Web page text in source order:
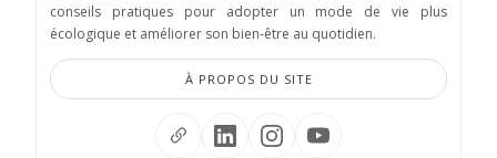
conseils pratiques pour adopter un mode de vie plus
écologique et améliorer son bien-être au quotidien.
À PROPOS DU SITE